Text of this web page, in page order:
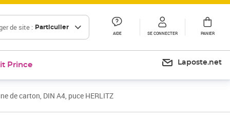
de site : Particulier
AIDE SE CONNECTER PANIER
Prince Laposte.net
de carton, DIN A4, puce HERLITZ